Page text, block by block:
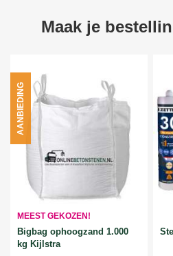
Maak je
MEEST GEKOZEN!
Bigbag ophoogzand 1.000
kg Kijlstra
AANBIEDING